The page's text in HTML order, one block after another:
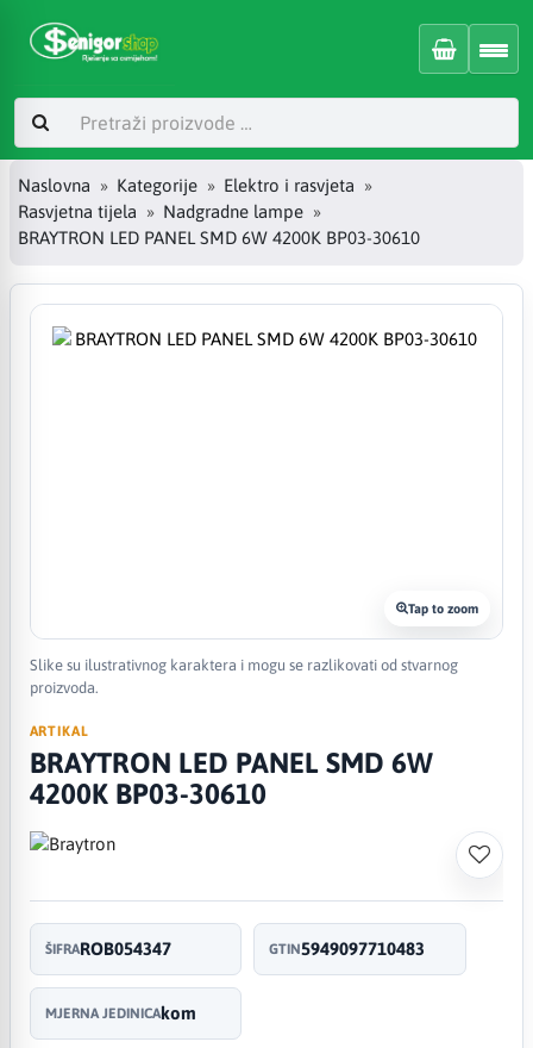
Naslovna Kategorije
Elektro i rasvjeta
Rasvjetna tijela
Nadgradne lampe
BRAYTRON LED PANEL SMD 6W 4200K BP03-30610
Tap to zoom
Slike su ilustrativnog karaktera i mogu se razlikovati od stvarnog
proizvoda.
ARTIKAL
BRAYTRON LED PANEL SMD 6W
4200K BP03-30610
ŠIFRAROB054347 GTIN5949097710483
MJERNA JEDINICAkom